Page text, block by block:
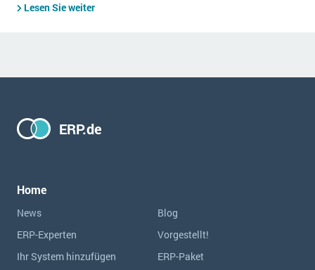
Lesen Sie weiter
ERP.de
Home
News
Blog
ERP-Experten
Vorgestellt!
Ihr System hinzufügen
ERP-Paket